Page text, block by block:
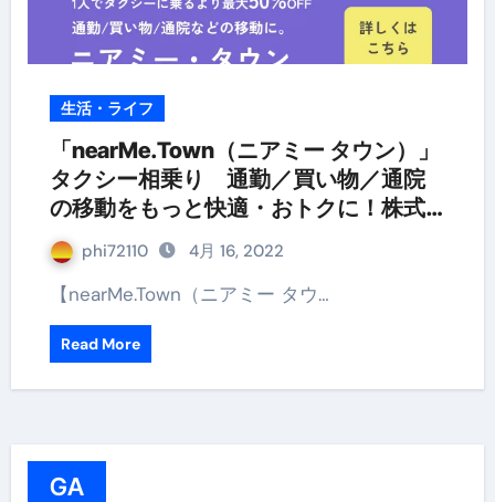
生活・ライフ
「nearMe.Town（ニアミー タウン）」
タクシー相乗り 通勤／買い物／通院
の移動をもっと快適・おトクに！株式
会社ＮｅａｒＭｅ
phi72110 4月 16, 2022
【nearMe.Town（ニアミー タウ…
Read More
GA